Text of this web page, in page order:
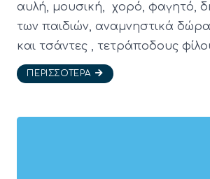
αυλή, μουσική, χορό, φαγητό,
των παιδιών, αναμνηστικά
και τσάντες , τετράποδους
ΠΕΡΙΣΣΌΤΕΡΑ